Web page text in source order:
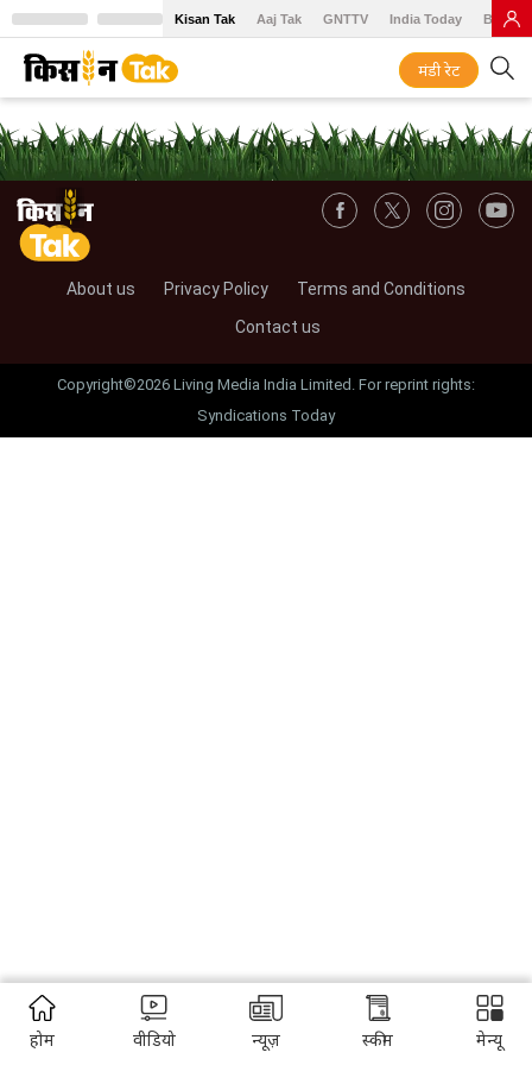
Kisan Tak Aaj Tak GNTTV India Today BT
मंडी रेट
About us Privacy Policy
Terms and Conditions
Contact us
Copyright©2026 Living Media India Limited. For reprint rights:
Syndications Today
होम वीडियो न्यूज़ स्कीम मेन्यू